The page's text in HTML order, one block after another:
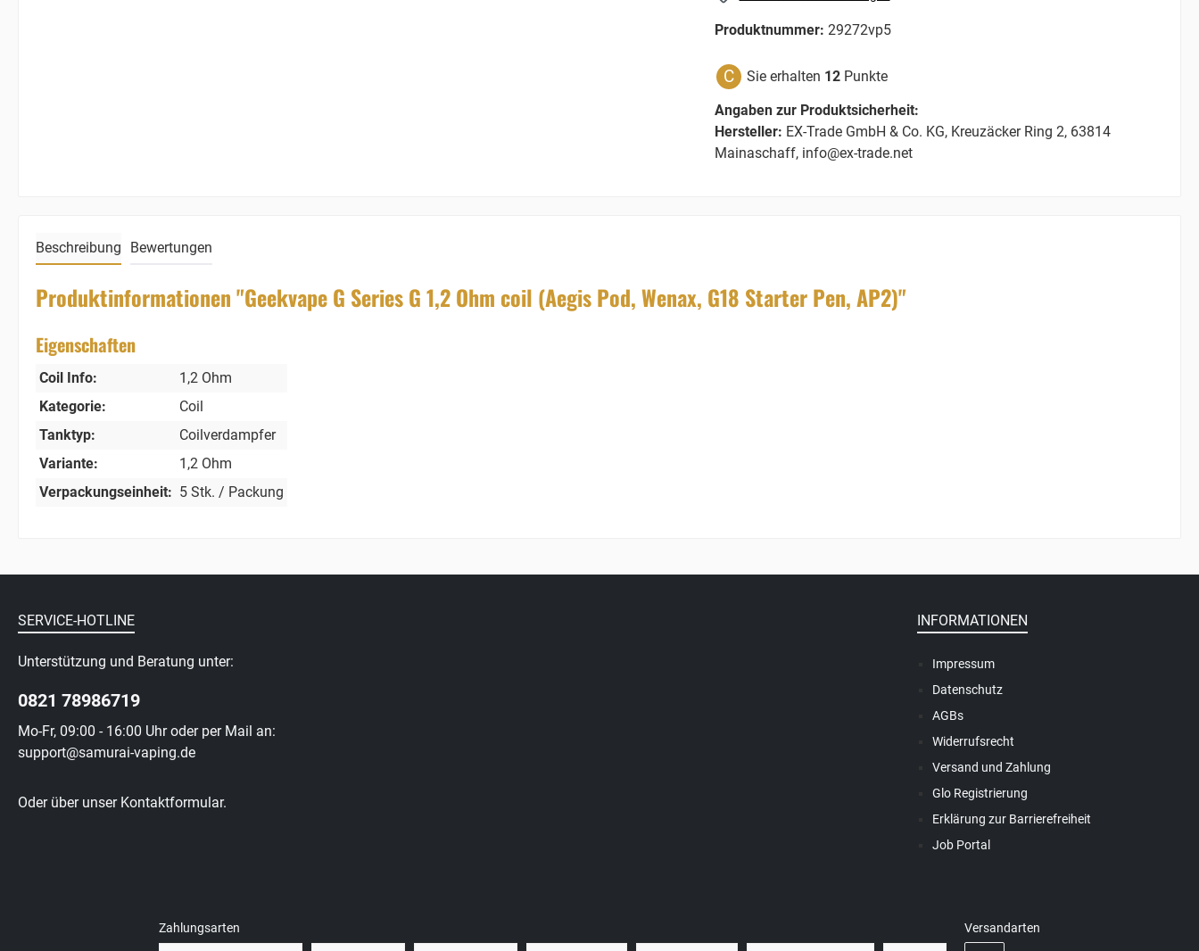
Produktnummer: 29272vp5
C Sie erhalten 12 Punkte
Angaben zur Produktsicherheit:
Hersteller: EX-Trade GmbH & Co. KG, Kreuzäcker Ring 2, 63814
Mainaschaff, info@ex-trade.net
Beschreibung Bewertungen
Produktinformationen "Geekvape G Series G 1,2 Ohm coil (Aegis Pod, Wenax, G18 Starter Pen, AP2)"
Eigenschaften
Coil Info:
1,2 Ohm
Kategorie:
Coil
Tanktyp:
Coilverdampfer
Variante:
1,2 Ohm
Verpackungseinheit: 5 Stk. / Packung
SERVICE-HOTLINE
Unterstützung und Beratung unter:
0821 78986719
Mo-Fr, 09:00 - 16:00 Uhr oder per Mail an:
support@samurai-vaping.de
Oder über unser Kontaktformular.
INFORMATIONEN
Impressum
Datenschutz
AGBs
Widerrufsrecht
Versand und Zahlung
Glo Registrierung
Erklärung zur Barrierefreiheit
Job Portal
Zahlungsarten Versandarten